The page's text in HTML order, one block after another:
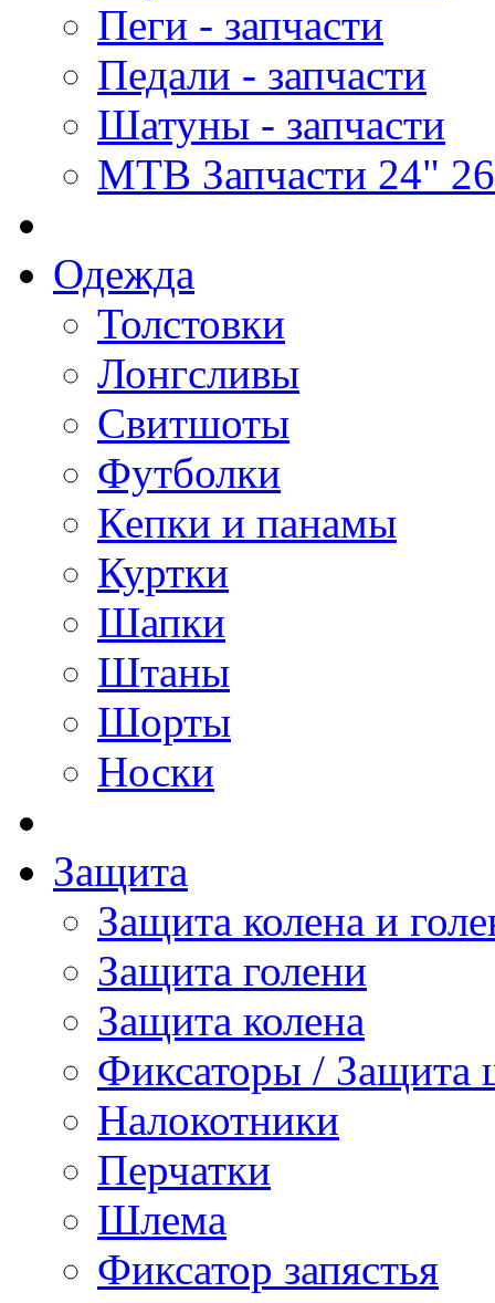
Пеги - запчасти
Педали - запчасти
Шатуны - запчасти
MTB Запчасти 24"
Одежда
Толстовки
Лонгсливы
Свитшоты
Футболки
Кепки и панамы
Куртки
Шапки
Штаны
Шорты
Носки
Защита
Защита колена и
Защита голени
Защита колена
Фиксаторы / Защита
Налокотники
Перчатки
Шлема
Фиксатор запястья